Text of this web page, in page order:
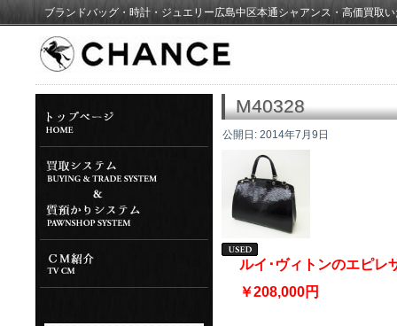
ブランドバッグ・時計・ジュエリー広島中区本通シャアンス・高価買取
M40328
公開日: 2014年7月9日
ルイ･ヴィトンのエピ
￥208,000円